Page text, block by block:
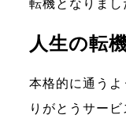
転機となりまし
人生の転
本格的に通うよ
りがとうサービ